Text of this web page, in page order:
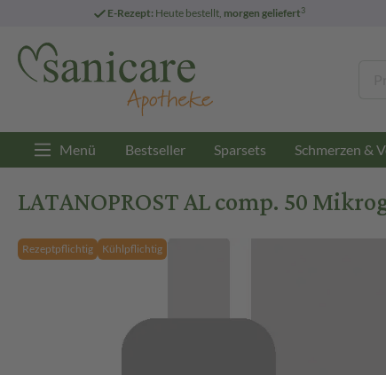
E-Rezept: Heute bestellt, morgen geliefert3
Menü Bestseller Sparsets Schmerzen &
LATANOPROST AL comp. 50
Rezeptpflichtig Kühlpflichtig